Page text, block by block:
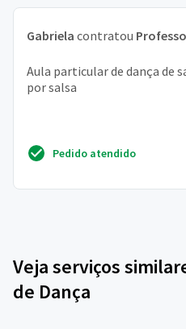
Gabriela contratou
Aula particular de dança de
por salsa
Pedido atendido
Veja serviços
de Dança